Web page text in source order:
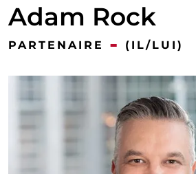
Adam Rock
PARTENAIRE - (IL/LUI)